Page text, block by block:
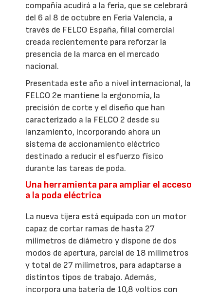
compañía acudirá a la feria, que se celebrará
del 6 al 8 de octubre en Feria Valencia, a
través de FELCO España, filial comercial
creada recientemente para reforzar la
presencia de la marca en el mercado
nacional.
Presentada este año a nivel internacional, la
FELCO 2e mantiene la ergonomía, la
precisión de corte y el diseño que han
caracterizado a la FELCO 2 desde su
lanzamiento, incorporando ahora un
sistema de accionamiento eléctrico
destinado a reducir el esfuerzo físico
durante las tareas de poda.
Una herramienta para ampliar el acceso
a la poda eléctrica
La nueva tijera está equipada con un motor
capaz de cortar ramas de hasta 27
milímetros de diámetro y dispone de dos
modos de apertura, parcial de 18 milímetros
y total de 27 milímetros, para adaptarse a
distintos tipos de trabajo. Además,
incorpora una batería de 10,8 voltios con